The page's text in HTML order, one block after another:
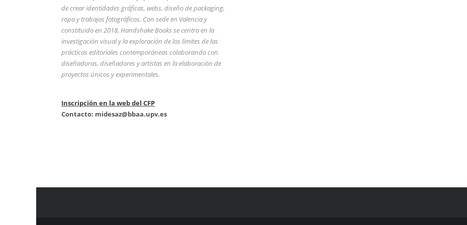
de crear identidades gráficas, webs, diseño de packaging,
ropa y trabajos fotográficos. Con sede en Valencia y
constituido en 2018, Handshake Books se centra en la
investigación visual y la exploración de los límites de las
prácticas editoriales contemporáneas colaborando con
diseñadoras, diseñadores y artistas en la elaboración de
proyectos únicos y experimentales.
Inscripción en la web del CFP
Contacto: midesaz@bbaa.upv.es